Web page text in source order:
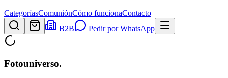
CategoríasComuniónCómo funcionaContacto
B2B
Pedir por WhatsApp
Fotouniverso.